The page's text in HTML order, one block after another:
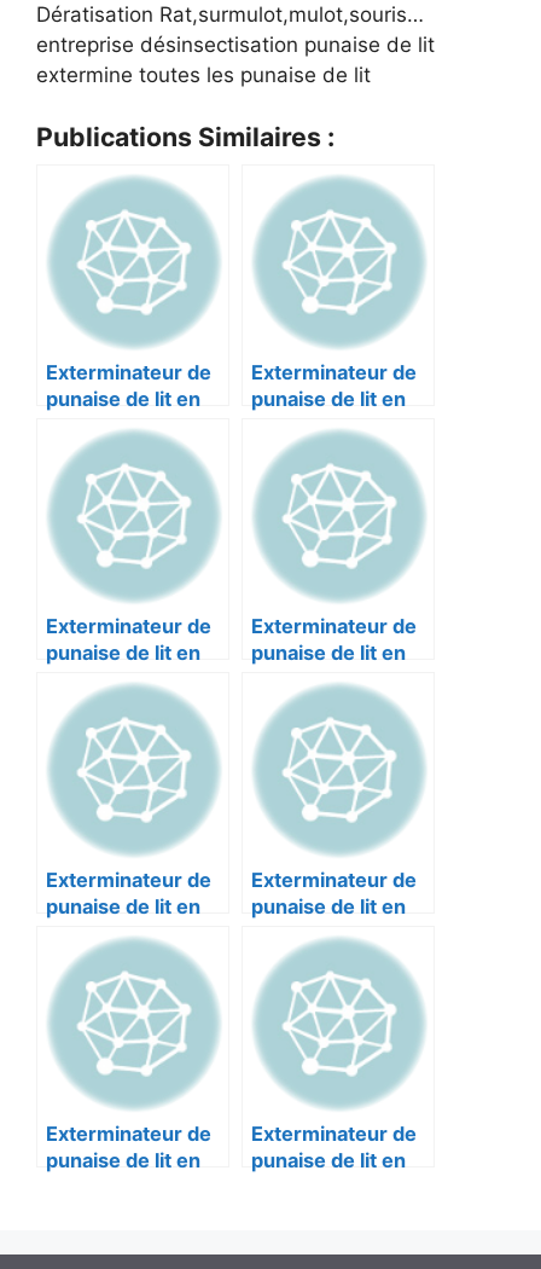
Dératisation Rat,surmulot,mulot,souris…
entreprise désinsectisation punaise de lit
extermine toutes les punaise de lit
Publications Similaires :
Exterminateur de
punaise de lit en
Bouches-du-
Rhône :
DESINSECTISATIO
N PUNAISES
MARSEILLE 13015
Exterminateur de
punaise de lit en
Bouches-du-
Rhône : HYGIÈNE
PRO MARSEILLE
13001
Exterminateur de
punaise de lit en
Bouches-du-
Rhône : 3D PLUS
MARSEILLE 13003
Exterminateur de
punaise de lit en
Bouches-du-
Rhône : 3DLAB
environnement
MARSEILLE 13011
Exterminateur de
punaise de lit en
Bouches-du-
Rhône : COLIN
MARSEILLE 13004
Exterminateur de
punaise de lit en
Bouches-du-
Rhône : Azur
Hygiène et
Protection
MARSEILLE 13014
Exterminateur de
punaise de lit en
Exterminateur de
punaise de lit en